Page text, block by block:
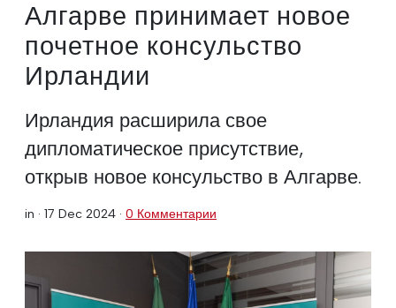
Алгарве принимает новое
почетное консульство
Ирландии
Ирландия расширила свое
дипломатическое присутствие,
открыв новое консульство в Алгарве.
in · 17 Dec 2024 · 0 Комментарии